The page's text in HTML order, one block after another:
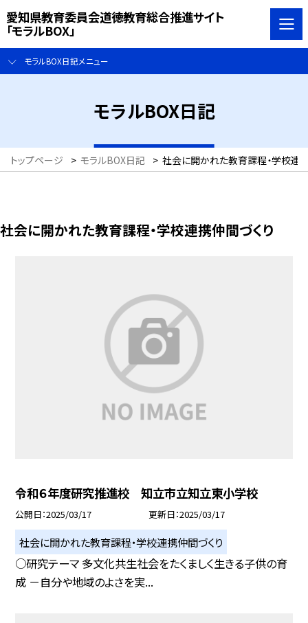
愛知県教育委員会道徳教育総合推進サイト
「モラルBOX」
モラルBOX日記メニュー
モラルBOX日記
トップページ > モラルBOX日記 > 社会に開かれた教育課程・学校連
社会に開かれた教育課程・学校連携仲間づくり
令和６年度研究推進校 知立市立知立東小学校
公開日 2025/03/17 更新日 2025/03/17
社会に開かれた教育課程・学校連携仲間づくり
○研究テーマ 多文化共生社会をたくましく生きる子供の育
成 －自分や地域のよさを実...